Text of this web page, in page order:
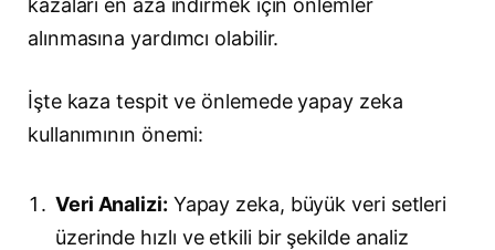
kazaları en aza indirmek için önlemler
alınmasına yardımcı olabilir.
İşte kaza tespit ve önlemede yapay zeka
kullanımının önemi:
Veri Analizi: Yapay zeka, büyük veri setleri
üzerinde hızlı ve etkili bir şekilde analiz